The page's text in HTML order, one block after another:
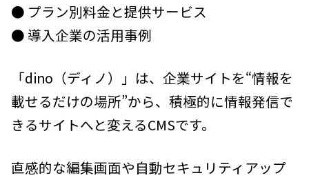
● プラン別料金と提供サービス
● 導入企業の活用事例
「dino（ディノ）」は、企業サイトを“情報を
載せるだけの場所”から、積極的に情報発信で
きるサイトへと変えるCMSです。
直感的な編集画面や自動セキュリティアップ